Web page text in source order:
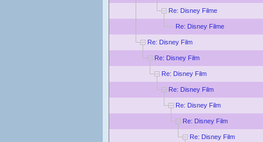
Re: Disney Filme
Re: Disney Filme
Re: Disney Film
Re: Disney Film
Re: Disney Film
Re: Disney Film
Re: Disney Film
Re: Disney Film
Re: Disney Film